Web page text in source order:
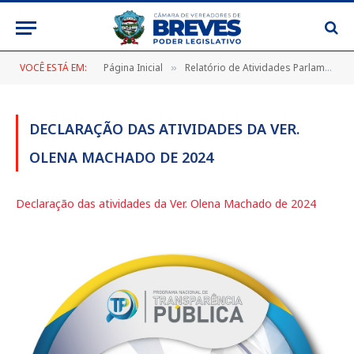
VOCÊ ESTÁ EM: Página Inicial » Relatório de Atividades Parlamentares – 2024
DECLARAÇÃO DAS ATIVIDADES DA VER.
OLENA MACHADO DE 2024
Declaração das atividades da Ver. Olena Machado de 2024